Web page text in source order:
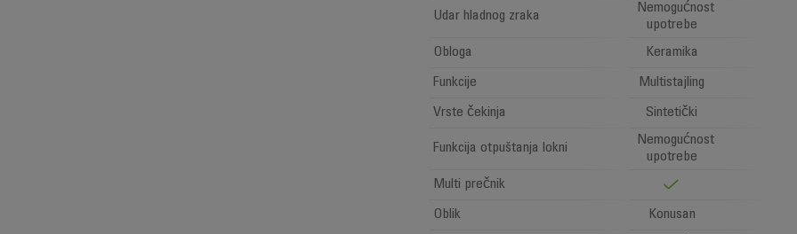
Udar hladnog zraka
Nemogućnost
upotrebe
Obloga
Keramika
Funkcije Multistajling
Vrste čekinja Sintetički
Funkcija otpuštanja lokni
Nemogućnost
upotrebe
Multi prečnik
Oblik Konusan